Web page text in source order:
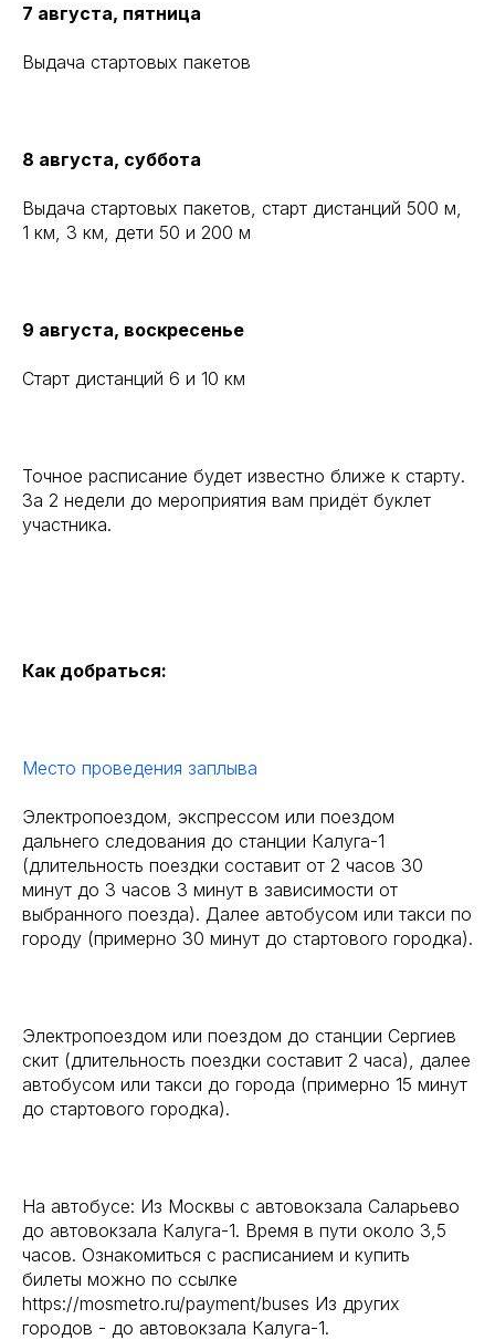
7 августа, пятница
Выдача стартовых пакетов
8 августа, суббота
Выдача стартовых пакетов, старт дистанций 500 м,
1 км, 3 км, дети 50 и 200 м
9 августа, воскресенье
Старт дистанций 6 и 10 км
Точное расписание будет известно ближе к старту.
За 2 недели до мероприятия вам придёт буклет
участника.
Как добраться:
Место проведения заплыва
Электропоездом, экспрессом или поездом
дальнего следования до станции Калуга-1
(длительность поездки составит от 2 часов 30
минут до 3 часов 3 минут в зависимости от
выбранного поезда). Далее автобусом или такси по
городу (примерно 30 минут до стартового городка).
Электропоездом или поездом до станции Сергиев
скит (длительность поездки составит 2 часа), далее
автобусом или такси до города (примерно 15 минут
до стартового городка).
На автобусе: Из Москвы с автовокзала Саларьево
до автовокзала Калуга-1. Время в пути около 3,5
часов. Ознакомиться с расписанием и купить
билеты можно по ссылке
https://mosmetro.ru/payment/buses Из других
городов - до автовокзала Калуга-1.